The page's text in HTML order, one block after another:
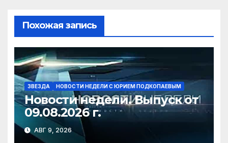
ni
ki
Похожая запись
ЗВЕЗДА НОВОСТИ НЕДЕЛИ С ЮРИЕМ ПОДКОПАЕВЫМ
Новости недели. Выпуск от
09.08.2026 г.
АВГ 9, 2026